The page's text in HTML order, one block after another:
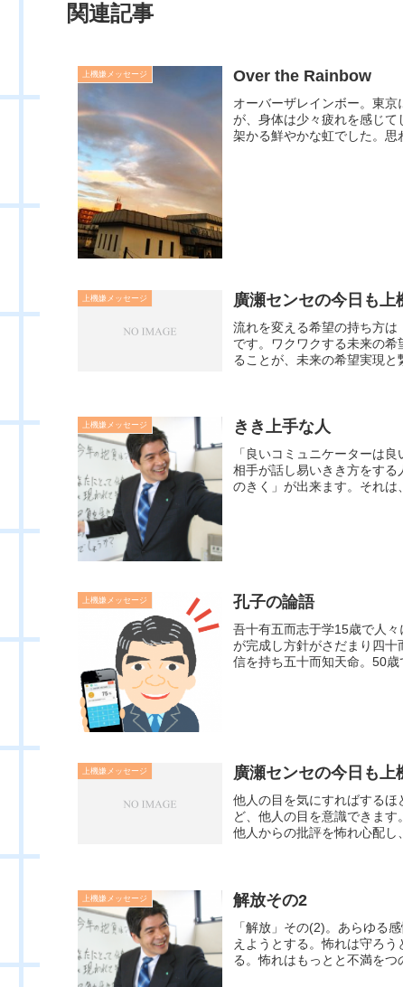
関連記事
上機嫌メッセージ Over the Rainbow
オーバーザレインボー。東
が、身体は少々疲れを感じ
架かる鮮やかな虹でした。
上機嫌メッセージ 廣瀬センセの今日も上
流れを変える希望の持ち方は
です。ワクワクする未来の
ることが、未来の希望実現と
上機嫌メッセージ きき上手な人
「良いコミュニケーターは
相手が話し易いきき方をす
のきく」が出来ます。それ
上機嫌メッセージ 孔子の論語
吾十有五而志于学15歳で人
が完成し方針がさだまり四
信を持ち五十而知天命。50
上機嫌メッセージ 廣瀬センセの今日も上
他人の目を気にすればする
ど、他人の目を意識できます
他人からの批評を怖れ心配
上機嫌メッセージ 解放その2
「解放」その(2)。あらゆる
えようとする。怖れは守ろ
る。怖れはもっとと不満をつ